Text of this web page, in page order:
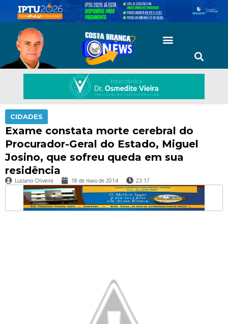
CIDADES
Exame constata morte cerebral do
Procurador-Geral do Estado, Miguel
Josino, que sofreu queda em sua
residência
Luciano Oliveira 18 de maio de 2014 23:17